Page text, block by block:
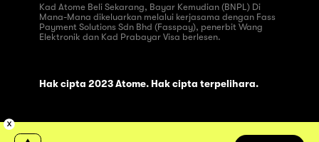
Kad Atome Beli Sekarang, Bayar Kemudian (BNPL) Di
Mana-Mana dikeluarkan melalui kerjasama dengan Fass
Payment Solutions Sdn Bhd (Fasspay), penerbit Wang
Elektronik dan Kad Prabayar Visa berlesen.
Hak cipta 2023 Atome. Hak cipta terpelihara.